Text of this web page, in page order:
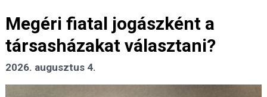
Megéri fiatal jogászként a
társasházakat választani?
2026. augusztus 4.